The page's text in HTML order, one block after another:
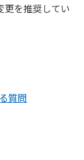
更を推奨してい
質問